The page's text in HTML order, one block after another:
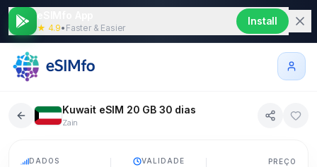
★ 4.9• Faster & Easier
Install
Kuwait eSIM 20 GB 30 dias
Zain
DADOS VALIDADE PREÇO